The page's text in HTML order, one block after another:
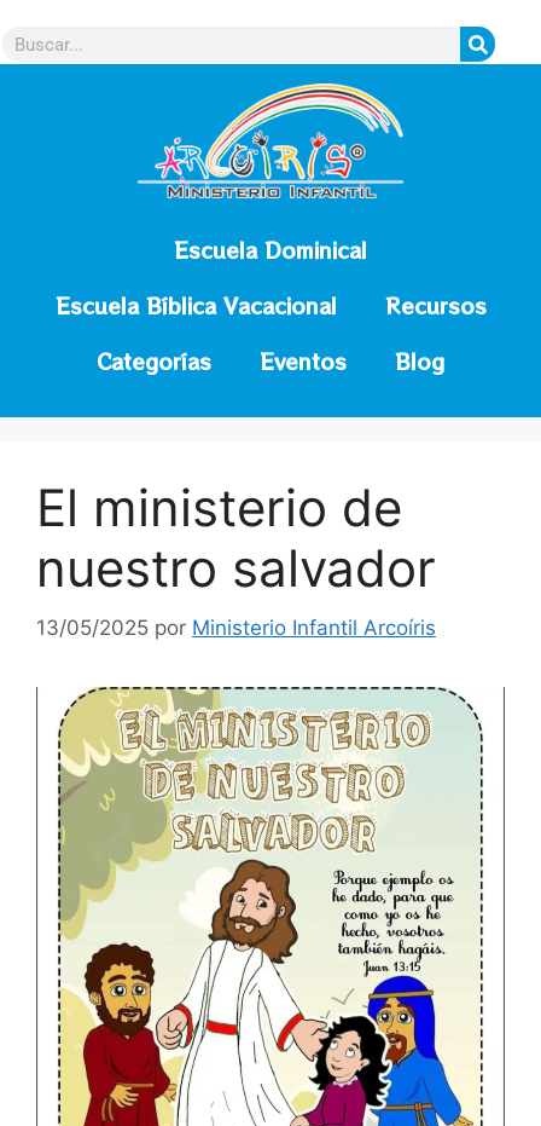
Escuela Dominical
Escuela Bíblica Vacacional
Recursos
Categorías
Eventos Blog
El ministerio de
nuestro salvador
13/05/2025 por Ministerio Infantil Arcoíris